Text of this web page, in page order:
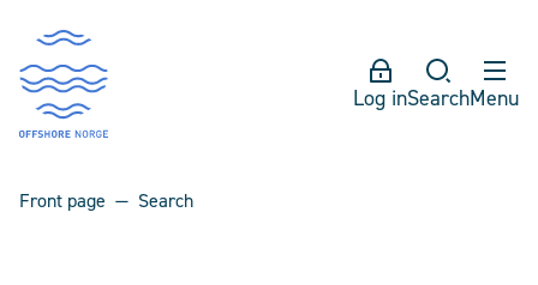
Log inSearchMenu
Front page Search